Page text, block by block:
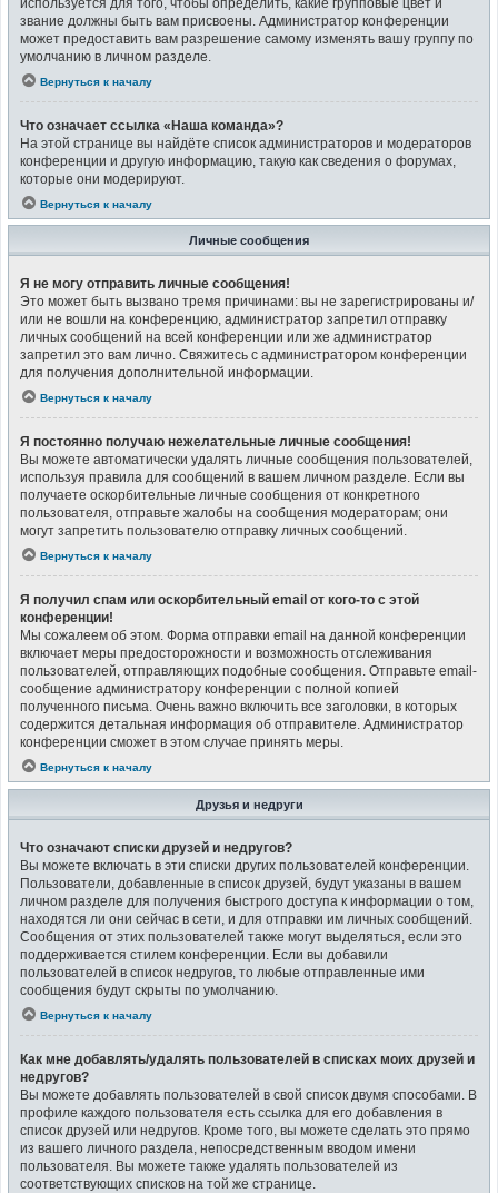
звание должны быть вам присвоены. Администратор конференции
может предоставить вам разрешение самому изменять вашу группу по
умолчанию в личном разделе.
Вернуться к началу
Что означает ссылка «Наша команда»?
На этой странице вы найдёте список администраторов и модераторов
конференции и другую информацию, такую как сведения о форумах,
которые они модерируют.
Вернуться к началу
Личные сообщения
Я не могу отправить личные сообщения!
Это может быть вызвано тремя причинами: вы не зарегистрированы и/
или не вошли на конференцию, администратор запретил отправку
личных сообщений на всей конференции или же администратор
запретил это вам лично. Свяжитесь с администратором конференции
для получения дополнительной информации.
Вернуться к началу
Я постоянно получаю нежелательные личные сообщения!
Вы можете автоматически удалять личные сообщения пользователей,
используя правила для сообщений в вашем личном разделе. Если вы
получаете оскорбительные личные сообщения от конкретного
пользователя, отправьте жалобы на сообщения модераторам; они
могут запретить пользователю отправку личных сообщений.
Вернуться к началу
Я получил спам или оскорбительный email от кого-то с этой
конференции!
Мы сожалеем об этом. Форма отправки email на данной конференции
включает меры предосторожности и возможность отслеживания
пользователей, отправляющих подобные сообщения. Отправьте email-
сообщение администратору конференции с полной копией
полученного письма. Очень важно включить все заголовки, в которых
содержится детальная информация об отправителе. Администратор
конференции сможет в этом случае принять меры.
Вернуться к началу
Друзья и недруги
Что означают списки друзей и недругов?
Вы можете включать в эти списки других пользователей конференции.
Пользователи, добавленные в список друзей, будут указаны в вашем
личном разделе для получения быстрого доступа к информации о том,
находятся ли они сейчас в сети, и для отправки им личных сообщений.
Сообщения от этих пользователей также могут выделяться, если это
поддерживается стилем конференции. Если вы добавили
пользователей в список недругов, то любые отправленные ими
сообщения будут скрыты по умолчанию.
Вернуться к началу
Как мне добавлять/удалять пользователей в списках моих друзей и
недругов?
Вы можете добавлять пользователей в свой список двумя способами. В
профиле каждого пользователя есть ссылка для его добавления в
список друзей или недругов. Кроме того, вы можете сделать это прямо
из вашего личного раздела, непосредственным вводом имени
пользователя. Вы можете также удалять пользователей из
соответствующих списков на той же странице.